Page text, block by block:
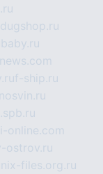
dugshop.ru
f-ship.ru
online.com
ostrov.ru
nix-files.org.ru